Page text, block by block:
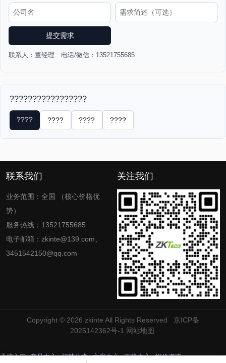
提交需求
联系人：董经理 电话/微信：13521755685
?????????????????
???? ???? ???? ????
联系我们
业务范围：全国 （核心价格优
势）
服务热线：13521755685
电子邮箱：zkinte@139.com、
3451542150@qq.com
关注我们
Copyright © 2026 zkinte All Rights Reserved 京ICP备
2025142362号-1 网站地图
承接入口 产品中心 门禁分类 方案中心 下载中心 报价咨询